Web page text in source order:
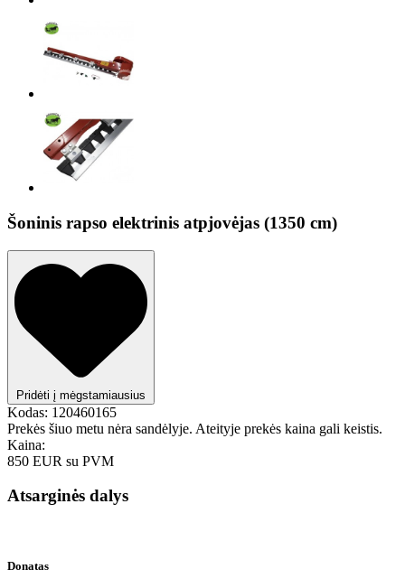
Šoninis rapso elektrinis atpjovėjas (1350 cm)
Pridėti į mėgstamiausius
Kodas: 120460165
Prekės šiuo metu nėra sandėlyje. Ateityje prekės kaina gali keistis.
Kaina:
850 EUR su PVM
Atsarginės dalys
Donatas